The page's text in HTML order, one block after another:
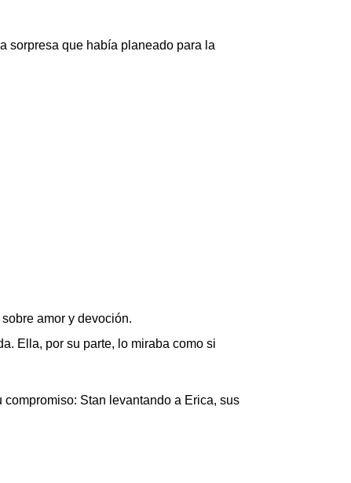
sorpresa que había planeado para la
amor y devoción.
Ella, por su parte, lo miraba como si
Stan levantando a Erica, sus